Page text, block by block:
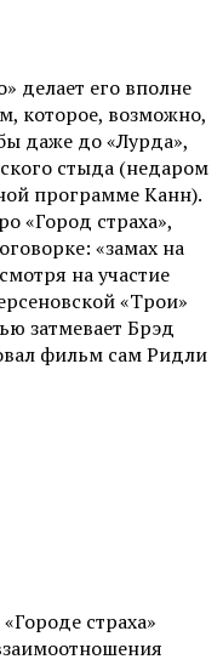
делает его вполне
которое, возможно,
даже до «Лурда»,
стыда (недаром
программе Канн).
«Город страха»,
«замах на
на участие
«Трои»
затмевает Брэд
фильм сам Ридли
страха»